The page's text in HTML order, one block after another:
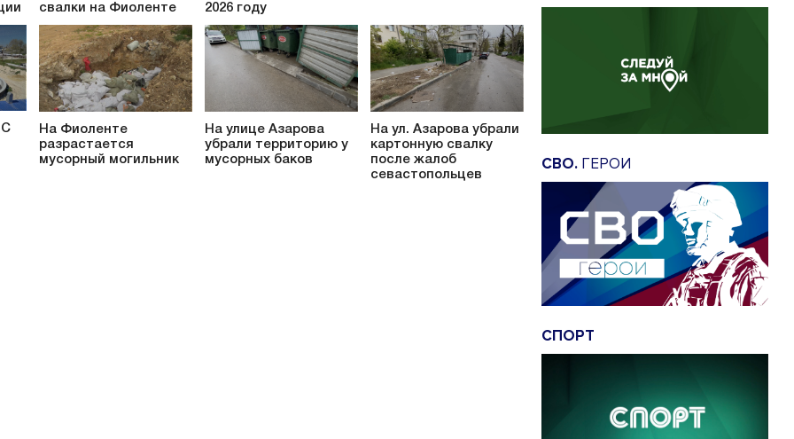
свалки на Фиоленте
2026 году
На Фиоленте
разрастается
мусорный могильник
На улице Азарова
убрали территорию у
мусорных баков
На ул. Азарова убрали
картонную свалку
после жалоб
севастопольцев
СВО. ГЕРОИ
СПОРТ